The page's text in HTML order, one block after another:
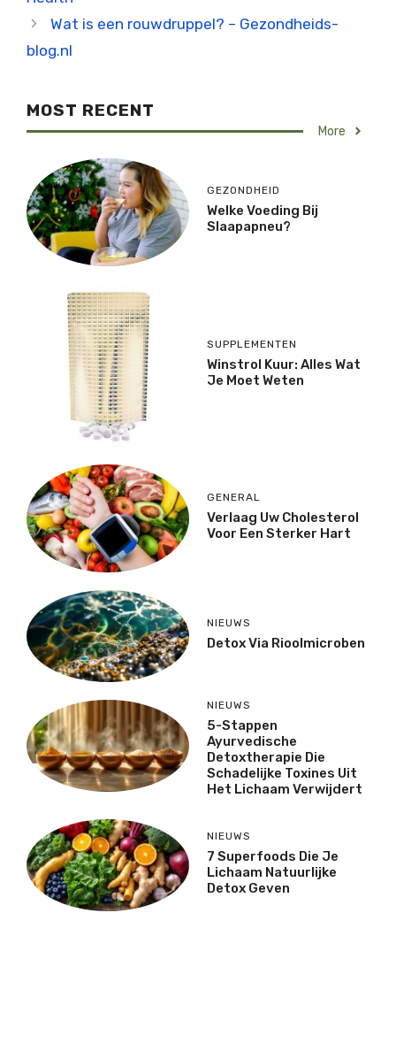
Wat is een rouwdruppel? – Gezondheids-
blog.nl
MOST RECENT
More
GEZONDHEID
Welke Voeding Bij
Slaapapneu?
SUPPLEMENTEN
Winstrol Kuur: Alles Wat
Je Moet Weten
GENERAL
Verlaag Uw Cholesterol
Voor Een Sterker Hart
NIEUWS
Detox Via Rioolmicroben
NIEUWS
5-Stappen
Ayurvedische
Detoxtherapie Die
Schadelijke Toxines Uit
Het Lichaam Verwijdert
NIEUWS
7 Superfoods Die Je
Lichaam Natuurlijke
Detox Geven